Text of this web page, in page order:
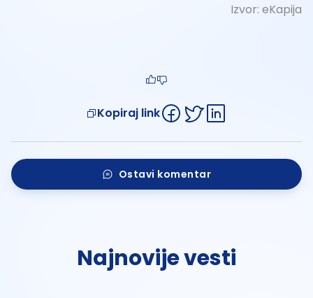
Izvor: eKapija
Kopiraj link
Ostavi komentar
Najnovije vesti